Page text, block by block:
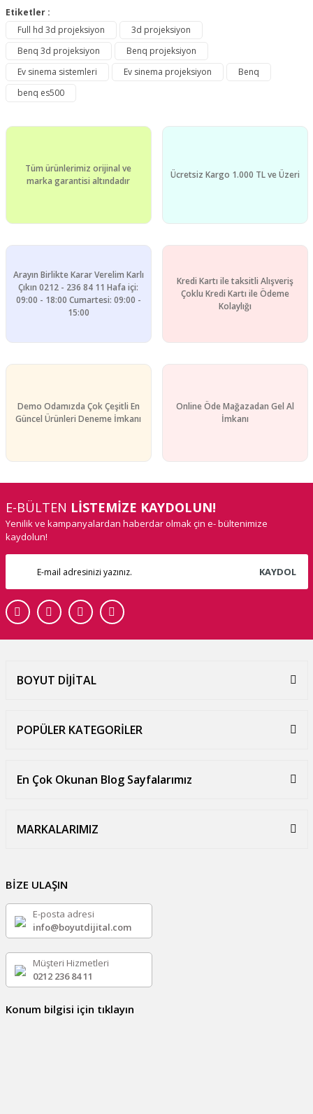
Yorum Yaz
konularda yetersiz gördüğünüz noktaları öneri formunu
Görüş ve önerileriniz için teşekkür ederiz.
Ürün resmi kalitesiz, bozuk veya görüntülenemiyor.
Ürün açıklamasında eksik bilgiler bulunuyor.
Ürün fiyatı diğer sitelerden daha pahalı.
Etiketler :
Full hd 3d projeksiyon
3d projeksiyon
Benq 3d projeksiyon
Benq projeksiyon
Ev sinema sistemleri
Ev sinema projeksiyon
Benq
benq es500
Tüm ürünlerimiz orijinal ve
marka garantisi altındadır
Ücretsiz Kargo 1.000 TL ve Üzeri
Arayın Birlikte Karar Verelim Karlı
Çıkın 0212 - 236 84 11 Hafa içi:
09:00 - 18:00 Cumartesi: 09:00 -
15:00
Kredi Kartı ile taksitli Alışveriş
Çoklu Kredi Kartı ile Ödeme
Kolaylığı
Demo Odamızda Çok Çeşitli En
Güncel Ürünleri Deneme İmkanı
Online Öde Mağazadan Gel Al
İmkanı
E-BÜLTEN LİSTEMİZE KAYDOLUN!
Yenilik ve kampanyalardan haberdar olmak çin e- bültenimize
kaydolun!
KAYDOL
BOYUT DİJİTAL
POPÜLER KATEGORİLER
En Çok Okunan Blog Sayfalarımız
MARKALARIMIZ
BİZE ULAŞIN
E-posta adresi
info@boyutdijital.com
Müşteri Hizmetleri
0212 236 84 11
Konum bilgisi için tıklayın